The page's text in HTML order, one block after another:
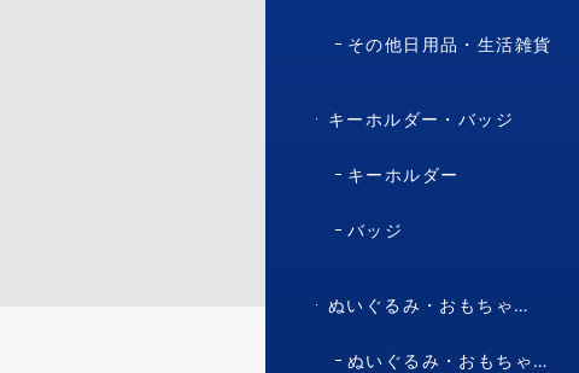
その他日用品・生活雑貨
キーホルダー・バッジ
キーホルダー
バッジ
ぬいぐるみ・おもちゃ・マスコット・キャラクター
ぬいぐるみ・おもちゃ（マスコット・キャラクター）